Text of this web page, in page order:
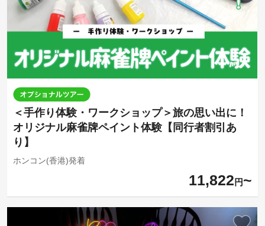
＜手作り体験・ワークショップ＞旅の思い出に！
オリジナル麻雀牌ペイント体験【同行者割引あ
り】
ホンコン(香港)発着
11,822 円